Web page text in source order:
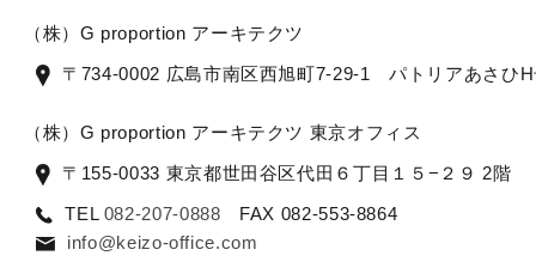
（株）G proportion アーキテクツ
〒734-0002 広島市南区西旭町7-29-1 パトリアあさひ
（株）G proportion アーキテクツ 東京オフィス
〒155-0033 東京都世田谷区代田６丁目１５−２９ 2階
TEL 082-207-0888 FAX 082-553-8864
info@keizo-office.com